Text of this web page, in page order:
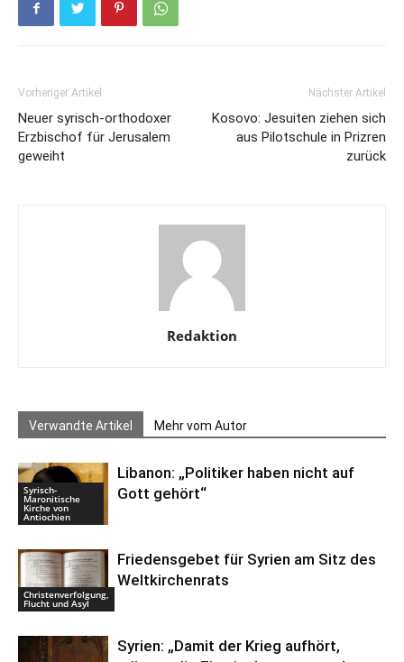
Vorheriger Artikel
Neuer syrisch-orthodoxer
Erzbischof für Jerusalem
geweiht
Nächster Artikel
Kosovo: Jesuiten ziehen sich
aus Pilotschule in Prizren
zurück
Redaktion
Verwandte Artikel Mehr vom Autor
Syrisch-
Maronitische
Kirche von
Antiochien
Libanon: „Politiker haben nicht auf
Gott gehört“
Christenverfolgung,
Flucht und Asyl
Friedensgebet für Syrien am Sitz des
Weltkirchenrats
Syrien: „Damit der Krieg aufhört,